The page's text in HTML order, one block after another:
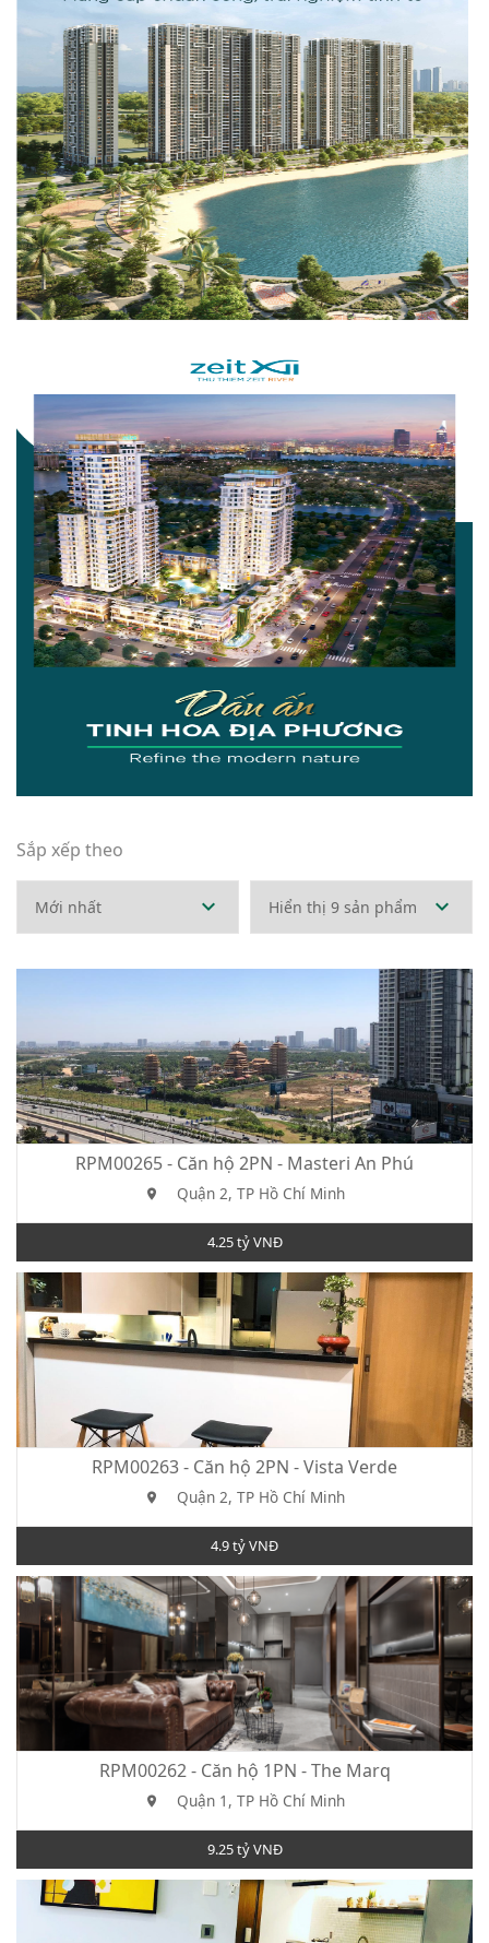
Sắp xếp theo
RPM00265 - Căn hộ 2PN - Masteri An Phú
Quận 2, TP Hồ Chí Minh
4.25 tỷ VNĐ
RPM00263 - Căn hộ 2PN - Vista Verde
Quận 2, TP Hồ Chí Minh
4.9 tỷ VNĐ
RPM00262 - Căn hộ 1PN - The Marq
Quận 1, TP Hồ Chí Minh
9.25 tỷ VNĐ